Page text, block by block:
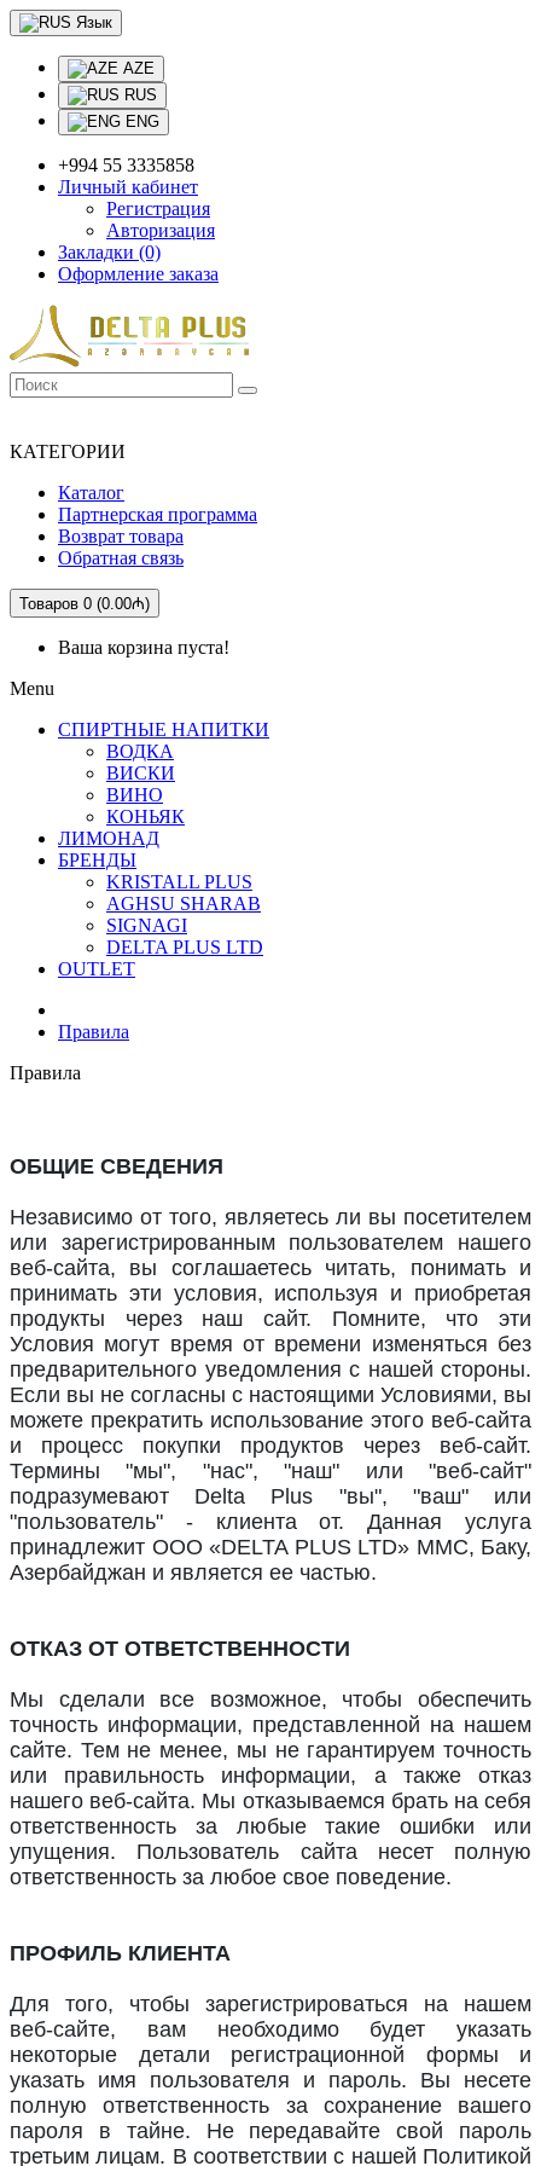
Язык
AZE
RUS
ENG
+994 55 3335858
Личный кабинет
Регистрация
Авторизация
Закладки (0)
Оформление заказа
КАТЕГОРИИ
Каталог
Партнерская программа
Возврат товара
Обратная связь
Товаров 0 (0.00₼)
Ваша корзина пуста!
Menu
СПИРТНЫЕ НАПИТКИ
ВОДКА
ВИСКИ
ВИНО
КОНЬЯК
ЛИМОНАД
БРЕНДЫ
KRISTALL PLUS
AGHSU SHARAB
SIGNAGI
DELTA PLUS LTD
OUTLET
Правила
Правила
ОБЩИЕ СВЕДЕНИЯ
Независимо от того, являетесь ли вы посетителем
или зарегистрированным пользователем нашего
веб-сайта, вы соглашаетесь читать, понимать и
принимать эти условия, используя и приобретая
продукты через наш сайт. Помните, что эти
Условия могут время от времени изменяться без
предварительного уведомления с нашей стороны.
Если вы не согласны с настоящими Условиями, вы
можете прекратить использование этого веб-сайта
и процесс покупки продуктов через веб-сайт.
Термины "мы", "нас", "наш" или "веб-сайт"
подразумевают Delta Plus "вы", "ваш" или
"пользователь" - клиента от. Данная услуга
принадлежит ООО «DELTA PLUS LTD» MMC, Баку,
Азербайджан и является ее частью.
ОТКАЗ ОТ ОТВЕТСТВЕННОСТИ
Мы сделали все возможное, чтобы обеспечить
точность информации, представленной на нашем
сайте. Тем не менее, мы не гарантируем точность
или правильность информации, а также отказ
нашего веб-сайта. Мы отказываемся брать на себя
ответственность за любые такие ошибки или
упущения. Пользователь сайта несет полную
ответственность за любое свое поведение.
ПРОФИЛЬ КЛИЕНТА
Для того, чтобы зарегистрироваться на нашем
веб-сайте, вам необходимо будет указать
некоторые детали регистрационной формы и
указать имя пользователя и пароль. Вы несете
полную ответственность за сохранение вашего
пароля в тайне. Не передавайте свой пароль
третьим лицам. В соответствии с нашей Политикой